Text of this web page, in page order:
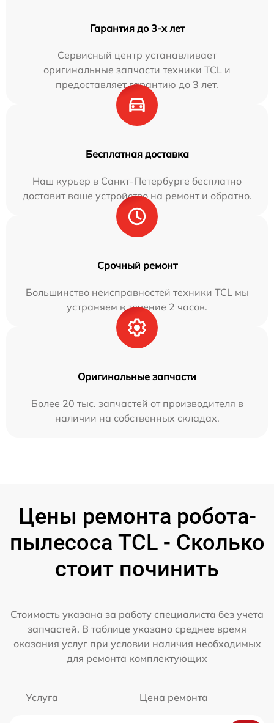
Гарантия до 3-х лет
Сервисный центр устанавливает
оригинальные запчасти техники TCL и
предоставляет гарантию до 3 лет.
Бесплатная доставка
Наш курьер в Санкт-Петербурге бесплатно
доставит ваше устройство на ремонт и обратно.
Срочный ремонт
Большинство неисправностей техники TCL мы
устраняем в течение 2 часов.
Оригинальные запчасти
Более 20 тыс. запчастей от производителя в
наличии на собственных складах.
Цены ремонта робота-
пылесоса TCL - Сколько
стоит починить
Стоимость указана за работу специалиста без учета
запчастей. В таблице указано среднее время
оказания услуг при условии наличия необходимых
для ремонта комплектующих
Услуга Цена ремонта